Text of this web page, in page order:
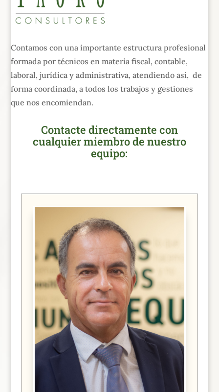
Contamos con una importante estructura profesional
formada por técnicos en materia fiscal, contable,
laboral, jurídica y administrativa, atendiendo así, de
forma coordinada, a todos los trabajos y gestiones
que nos encomiendan.
Contacte directamente con
cualquier miembro de nuestro
equipo: